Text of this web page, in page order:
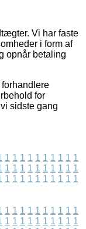
Vi har faste
i form af
opnår betaling
for
sidste gang
1 1 1 1 1 1 1 1 1 1
1 1 1 1 1 1 1 1 1 1
1 1 1 1 1 1 1 1 1 1
1 1 1 1 1 1 1 1 1 1
1 1 1 1 1 1 1 1 1 1